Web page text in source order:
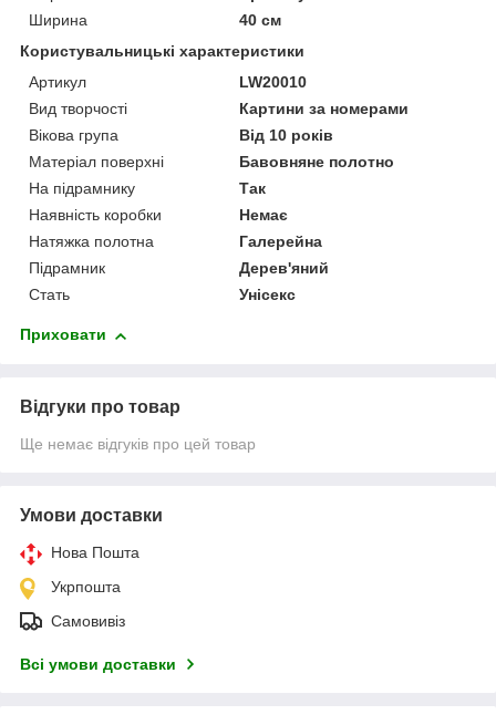
Ширина
40 см
Користувальницькі характеристики
Артикул
LW20010
Вид творчості
Картини за номерами
Вікова група
Від 10 років
Матеріал поверхні
Бавовняне полотно
На підрамнику
Так
Наявність коробки
Немає
Натяжка полотна
Галерейна
Підрамник
Дерев'яний
Стать
Унісекс
Приховати
Відгуки про товар
Ще немає відгуків про цей товар
Умови доставки
Нова Пошта
Укрпошта
Самовивіз
Всі умови доставки